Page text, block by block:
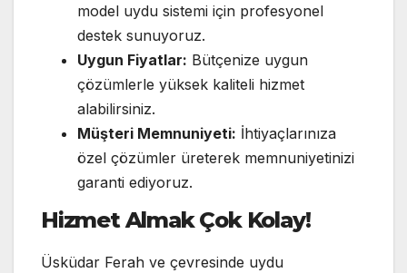
model uydu sistemi için profesyonel
destek sunuyoruz.
Uygun Fiyatlar: Bütçenize uygun
çözümlerle yüksek kaliteli hizmet
alabilirsiniz.
Müşteri Memnuniyeti: İhtiyaçlarınıza
özel çözümler üreterek memnuniyetinizi
garanti ediyoruz.
Hizmet Almak Çok Kolay!
Üsküdar Ferah ve çevresinde uydu